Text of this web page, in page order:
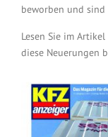
beworben und
Lesen Sie im
diese Neuerungen